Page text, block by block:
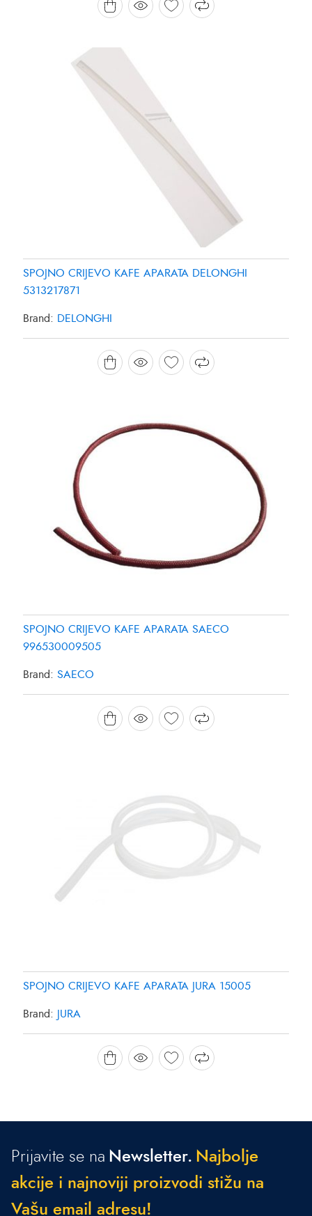
SPOJNO CRIJEVO KAFE APARATA DELONGHI
5313217871
Brand: DELONGHI
SPOJNO CRIJEVO KAFE APARATA SAECO
996530009505
Brand: SAECO
SPOJNO CRIJEVO KAFE APARATA JURA 15005
Brand: JURA
Prijavite se na Newsletter. Naj bo je
a kcije i najnoviji proizvod i stižu na
Vašu emai ad resu!